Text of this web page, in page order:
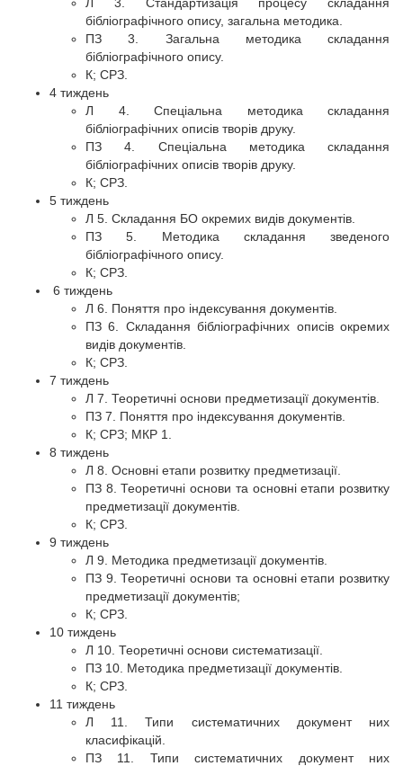
бібліографічного опису, загальна методика.
ПЗ 3. Загальна методика складання
бібліографічного опису.
К; СРЗ.
4 тиждень
Л 4. Спеціальна методика складання
бібліографічних описів творів друку.
ПЗ 4. Спеціальна методика складання
бібліографічних описів творів друку.
К; СРЗ.
5 тиждень
Л 5. Складання БО окремих видів документів.
ПЗ 5. Методика складання зведеного
бібліографічного опису.
К; СРЗ.
6 тиждень
Л 6. Поняття про індексування документів.
ПЗ 6. Складання бібліографічних описів окремих
видів документів.
К; СРЗ.
7 тиждень
Л 7. Теоретичні основи предметизації документів.
ПЗ 7. Поняття про індексування документів.
К; СРЗ; МКР 1.
8 тиждень
Л 8. Основні етапи розвитку предметизації.
ПЗ 8. Теоретичні основи та основні етапи розвитку
предметизації документів.
К; СРЗ.
9 тиждень
Л 9. Методика предметизації документів.
ПЗ 9. Теоретичні основи та основні етапи розвитку
предметизації документів;
К; СРЗ.
10 тиждень
Л 10. Теоретичні основи систематизації.
ПЗ 10. Методика предметизації документів.
К; СРЗ.
11 тиждень
Л 11. Типи систематичних документ них
класифікацій.
ПЗ 11. Типи систематичних документ них